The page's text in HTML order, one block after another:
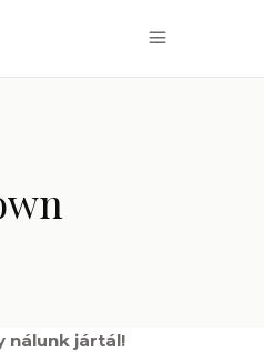
nálunk jártál!